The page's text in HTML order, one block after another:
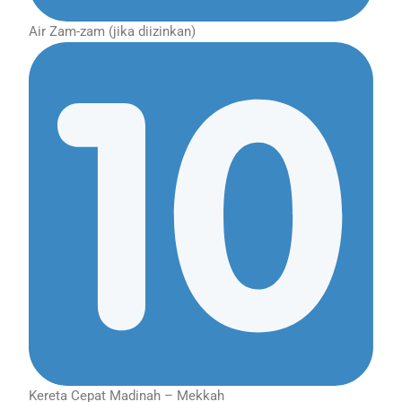
Air Zam-zam (jika diizinkan)
Kereta Cepat Madinah – Mekkah